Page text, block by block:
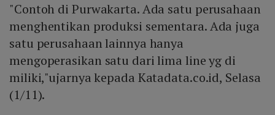
"Contoh di Purwakarta. Ada satu perusahaan
menghentikan produksi sementara. Ada juga
satu perusahaan lainnya hanya
mengoperasikan satu dari lima line yg di
miliki,"ujarnya kepada Katadata.co.id, Selasa
(1/11).